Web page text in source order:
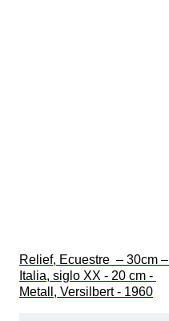
Relief, Ecuestre  – 30cm –
Italia, siglo XX - 20 cm -
Metall, Versilbert - 1960